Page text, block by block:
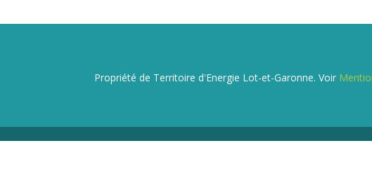
Propriété de Territoire d'Energie Lot-et-Garonne. Voir